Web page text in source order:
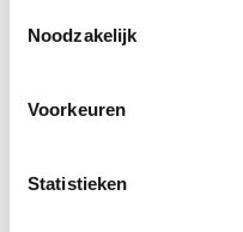
Noodzakelijk
Voorkeuren
Statistieken
Onze